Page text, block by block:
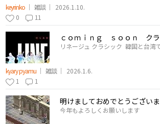
keyrinko
雑談
2026.1.10.
0
11
ｃｏｍｉｎｇ ｓｏｏｎ クラ
リネージュ クラシック 韓国と台湾
kyary pyamu 雑談
2026.1.6.
1
1
明けましておめでとうござい
今年もよろしくお願いします